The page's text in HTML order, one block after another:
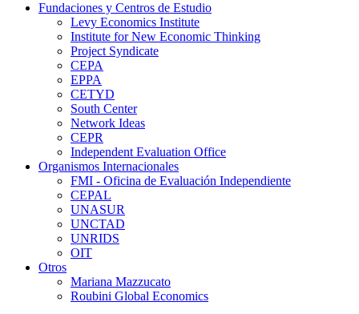
Fundaciones y Centros de Estudio
Levy Economics Institute
Institute for New Economic Thinking
Project Syndicate
CEPA
EPPA
CETYD
South Center
Network Ideas
CEPR
Independent Evaluation Office
Organismos Internacionales
FMI - Oficina de Evaluación Independiente
CEPAL
UNASUR
UNCTAD
UNRIDS
OIT
Otros
Mariana Mazzucato
Roubini Global Economics